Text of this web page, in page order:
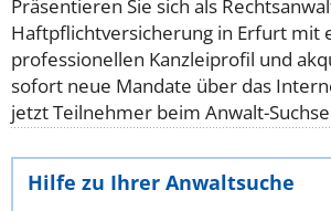
Präsentieren Sie sich als
Haftpflichtversicherung in Erfurt mit
professionellen Kanzleiprofil und
sofort neue Mandate über das
jetzt Teilnehmer beim Anwalt-
Hilfe zu Ihrer Anwaltsuche